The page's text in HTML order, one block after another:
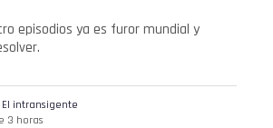
episodios ya es furor mundial y
El intransigente
3 horas